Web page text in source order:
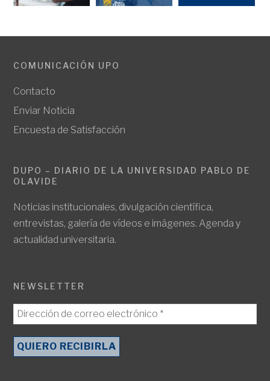
COMUNICACIÓN UPO
Contacto
Enviar Noticia
Encuesta de Satisfacción
DUPO – DIARIO DE LA UNIVERSIDAD PABLO DE
OLAVIDE
Noticias institucionales, divulgación científica,
entrevistas, galería de vídeos e imágenes. Agenda y
actualidad universitaria.
NEWSLETTER